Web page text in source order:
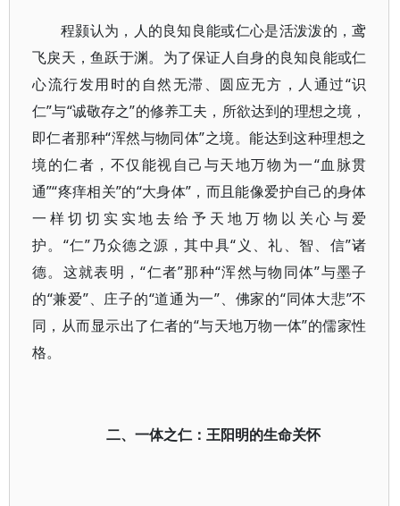
程颢认为，人的良知良能或仁心是活泼泼的，鸢
飞戾天，鱼跃于渊。为了保证人自身的良知良能或仁
心流行发用时的自然无滞、圆应无方，人通过“识
仁”与“诚敬存之”的修养工夫，所欲达到的理想之境，
即仁者那种“浑然与物同体”之境。能达到这种理想之
境的仁者，不仅能视自己与天地万物为一“血脉贯
通”“疼痒相关”的“大身体”，而且能像爱护自己的身体
一样切切实实地去给予天地万物以关心与爱
护。“仁”乃众德之源，其中具“义、礼、智、信”诸
德。这就表明，“仁者”那种“浑然与物同体”与墨子
的“兼爱”、庄子的“道通为一”、佛家的“同体大悲”不
同，从而显示出了仁者的“与天地万物一体”的儒家性
格。
二、一体之仁：王阳明的生命关怀